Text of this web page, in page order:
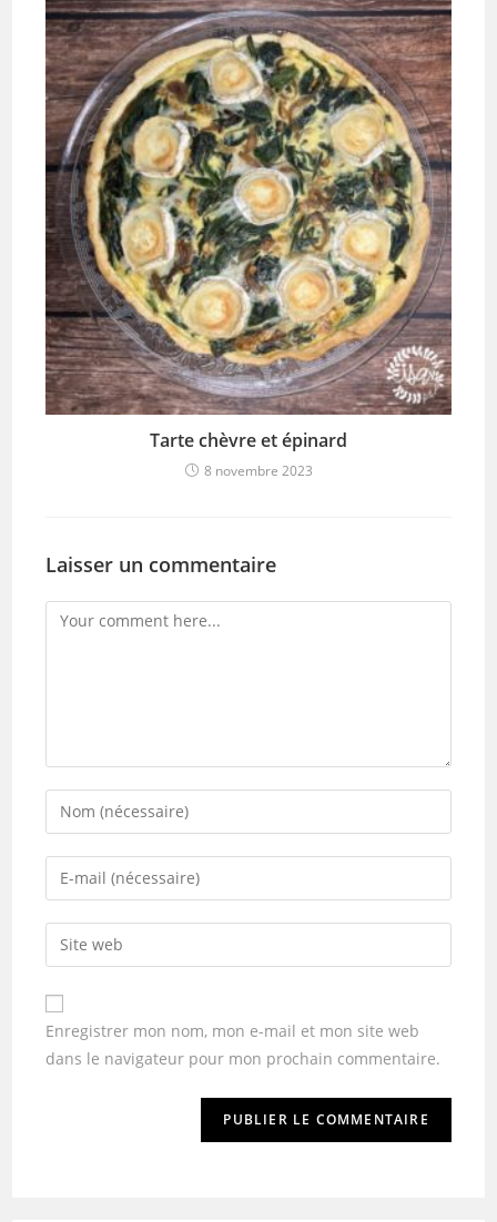
Tarte chèvre et épinard
8 novembre 2023
Laisser un commentaire
Enregistrer mon nom, mon e-mail et mon site web
dans le navigateur pour mon prochain commentaire.